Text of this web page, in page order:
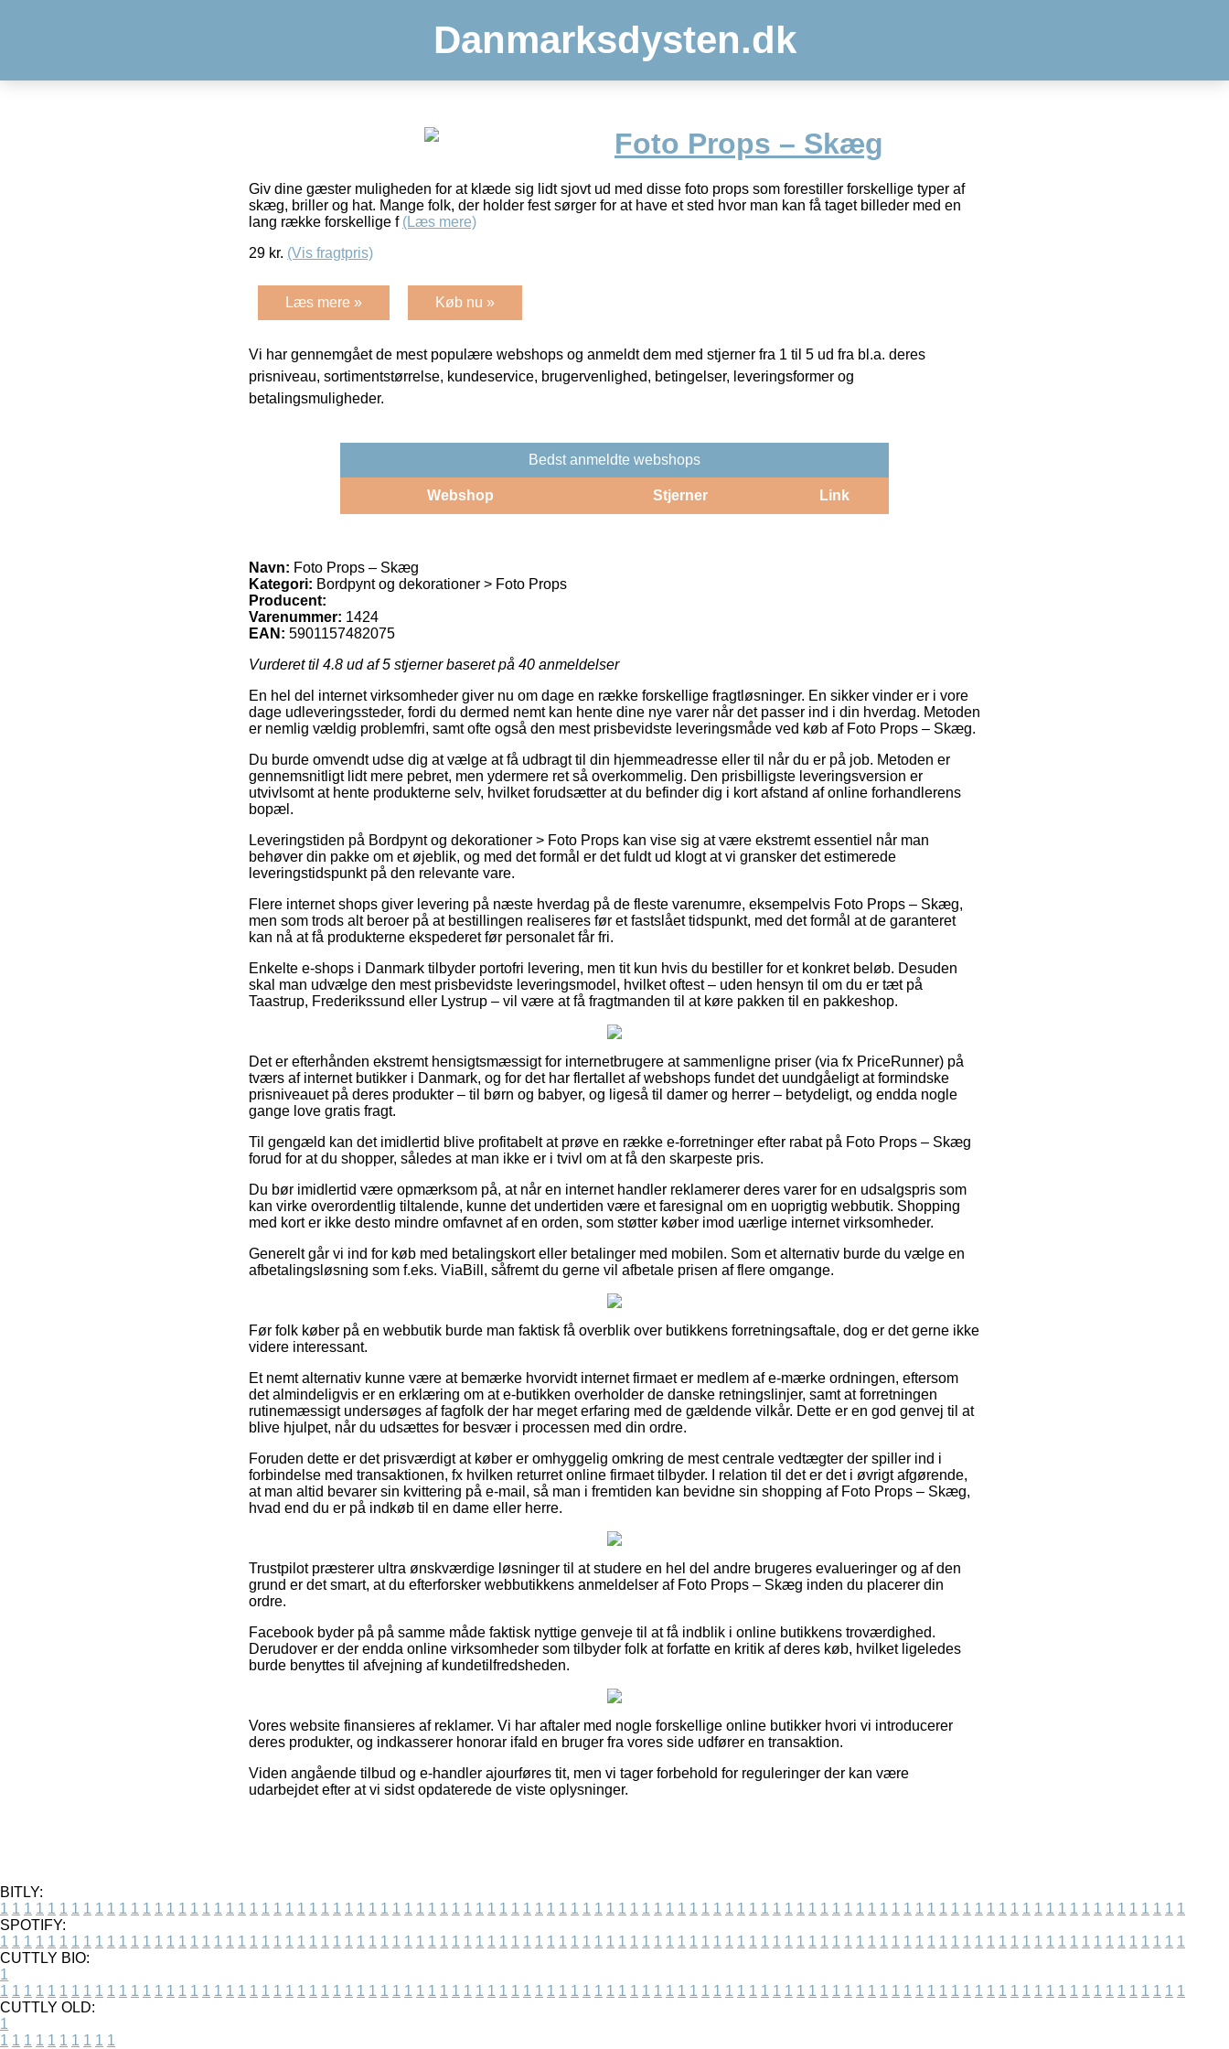
Danmarksdysten.dk
Foto Props – Skæg
Giv dine gæster muligheden for at klæde sig lidt sjovt ud med disse foto props som forestiller forskellige typer af
skæg, briller og hat. Mange folk, der holder fest sørger for at have et sted hvor man kan få taget billeder med en
lang række forskellige f (Læs mere)
29 kr. (Vis fragtpris)
Læs mere » Køb nu »
Vi har gennemgået de mest populære webshops og anmeldt dem med stjerner fra 1 til 5 ud fra bl.a. deres
prisniveau, sortimentstørrelse, kundeservice, brugervenlighed, betingelser, leveringsformer og
betalingsmuligheder.
Bedst anmeldte webshops
Webshop Stjerner Link
Navn: Foto Props – Skæg
Kategori: Bordpynt og dekorationer > Foto Props
Producent:
Varenummer: 1424
EAN: 5901157482075
Vurderet til 4.8 ud af 5 stjerner baseret på 40 anmeldelser
En hel del internet virksomheder giver nu om dage en række forskellige fragtløsninger. En sikker vinder er i vore
dage udleveringssteder, fordi du dermed nemt kan hente dine nye varer når det passer ind i din hverdag. Metoden
er nemlig vældig problemfri, samt ofte også den mest prisbevidste leveringsmåde ved køb af Foto Props – Skæg.
Du burde omvendt udse dig at vælge at få udbragt til din hjemmeadresse eller til når du er på job. Metoden er
gennemsnitligt lidt mere pebret, men ydermere ret så overkommelig. Den prisbilligste leveringsversion er
utvivlsomt at hente produkterne selv, hvilket forudsætter at du befinder dig i kort afstand af online forhandlerens
bopæl.
Leveringstiden på Bordpynt og dekorationer > Foto Props kan vise sig at være ekstremt essentiel når man
behøver din pakke om et øjeblik, og med det formål er det fuldt ud klogt at vi gransker det estimerede
leveringstidspunkt på den relevante vare.
Flere internet shops giver levering på næste hverdag på de fleste varenumre, eksempelvis Foto Props – Skæg,
men som trods alt beroer på at bestillingen realiseres før et fastslået tidspunkt, med det formål at de garanteret
kan nå at få produkterne ekspederet før personalet får fri.
Enkelte e-shops i Danmark tilbyder portofri levering, men tit kun hvis du bestiller for et konkret beløb. Desuden
skal man udvælge den mest prisbevidste leveringsmodel, hvilket oftest – uden hensyn til om du er tæt på
Taastrup, Frederikssund eller Lystrup – vil være at få fragtmanden til at køre pakken til en pakkeshop.
Det er efterhånden ekstremt hensigtsmæssigt for internetbrugere at sammenligne priser (via fx PriceRunner) på
tværs af internet butikker i Danmark, og for det har flertallet af webshops fundet det uundgåeligt at formindske
prisniveauet på deres produkter – til børn og babyer, og ligeså til damer og herrer – betydeligt, og endda nogle
gange love gratis fragt.
Til gengæld kan det imidlertid blive profitabelt at prøve en række e-forretninger efter rabat på Foto Props – Skæg
forud for at du shopper, således at man ikke er i tvivl om at få den skarpeste pris.
Du bør imidlertid være opmærksom på, at når en internet handler reklamerer deres varer for en udsalgspris som
kan virke overordentlig tiltalende, kunne det undertiden være et faresignal om en uoprigtig webbutik. Shopping
med kort er ikke desto mindre omfavnet af en orden, som støtter køber imod uærlige internet virksomheder.
Generelt går vi ind for køb med betalingskort eller betalinger med mobilen. Som et alternativ burde du vælge en
afbetalingsløsning som f.eks. ViaBill, såfremt du gerne vil afbetale prisen af flere omgange.
Før folk køber på en webbutik burde man faktisk få overblik over butikkens forretningsaftale, dog er det gerne ikke
videre interessant.
Et nemt alternativ kunne være at bemærke hvorvidt internet firmaet er medlem af e-mærke ordningen, eftersom
det almindeligvis er en erklæring om at e-butikken overholder de danske retningslinjer, samt at forretningen
rutinemæssigt undersøges af fagfolk der har meget erfaring med de gældende vilkår. Dette er en god genvej til at
blive hjulpet, når du udsættes for besvær i processen med din ordre.
Foruden dette er det prisværdigt at køber er omhyggelig omkring de mest centrale vedtægter der spiller ind i
forbindelse med transaktionen, fx hvilken returret online firmaet tilbyder. I relation til det er det i øvrigt afgørende,
at man altid bevarer sin kvittering på e-mail, så man i fremtiden kan bevidne sin shopping af Foto Props – Skæg,
hvad end du er på indkøb til en dame eller herre.
Trustpilot præsterer ultra ønskværdige løsninger til at studere en hel del andre brugeres evalueringer og af den
grund er det smart, at du efterforsker webbutikkens anmeldelser af Foto Props – Skæg inden du placerer din
ordre.
Facebook byder på på samme måde faktisk nyttige genveje til at få indblik i online butikkens troværdighed.
Derudover er der endda online virksomheder som tilbyder folk at forfatte en kritik af deres køb, hvilket ligeledes
burde benyttes til afvejning af kundetilfredsheden.
Vores website finansieres af reklamer. Vi har aftaler med nogle forskellige online butikker hvori vi introducerer
deres produkter, og indkasserer honorar ifald en bruger fra vores side udfører en transaktion.
Viden angående tilbud og e-handler ajourføres tit, men vi tager forbehold for reguleringer der kan være
udarbejdet efter at vi sidst opdaterede de viste oplysninger.
BITLY:
1 1 1 1 1 1 1 1 1 1 1 1 1 1 1 1 1 1 1 1 1 1 1 1 1 1 1 1 1 1 1 1 1 1 1 1 1 1 1 1 1 1 1 1 1 1 1 1 1 1 1 1 1 1 1 1 1 1 1 1 1 1 1 1 1 1 1 1 1 1 1 1 1 1 1 1 1 1 1 1 1 1 1 1 1 1 1 1 1 1 1 1 1 1 1 1 1 1 1 1
SPOTIFY:
1 1 1 1 1 1 1 1 1 1 1 1 1 1 1 1 1 1 1 1 1 1 1 1 1 1 1 1 1 1 1 1 1 1 1 1 1 1 1 1 1 1 1 1 1 1 1 1 1 1 1 1 1 1 1 1 1 1 1 1 1 1 1 1 1 1 1 1 1 1 1 1 1 1 1 1 1 1 1 1 1 1 1 1 1 1 1 1 1 1 1 1 1 1 1 1 1 1 1 1
CUTTLY BIO:
1
1 1 1 1 1 1 1 1 1 1 1 1 1 1 1 1 1 1 1 1 1 1 1 1 1 1 1 1 1 1 1 1 1 1 1 1 1 1 1 1 1 1 1 1 1 1 1 1 1 1 1 1 1 1 1 1 1 1 1 1 1 1 1 1 1 1 1 1 1 1 1 1 1 1 1 1 1 1 1 1 1 1 1 1 1 1 1 1 1 1 1 1 1 1 1 1 1 1 1 1
CUTTLY OLD:
1
1 1 1 1 1 1 1 1 1 1